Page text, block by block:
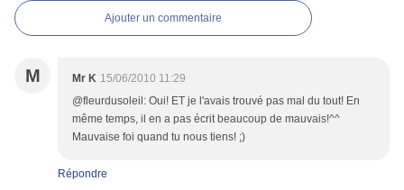
Ajouter un commentaire
M Mr K 15/06/2010 11:29
@fleurdusoleil: Oui! ET je l'avais trouvé pas mal du tout! En
même temps, il en a pas écrit beaucoup de mauvais!^^
Mauvaise foi quand tu nous tiens! ;)
Répondre